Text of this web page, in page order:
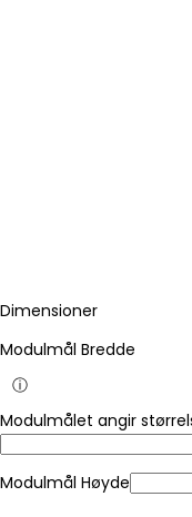
Dimensioner
Modulmål Bredde
ⓘ
Modulmålet angir
Modulmål Høyde